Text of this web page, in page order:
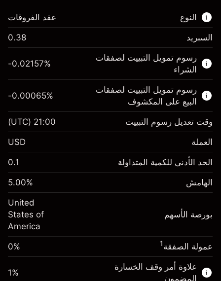
النوع
هذا السوق المالي متاح للتداول من خلال عقود
الفروقات.
اعرف المزيد عن:
عقود الفروقات
عقد الفروقات
السبريد 0.38
رسوم تمويل التبييت لصفقات
الشراء
$1,000.00
رسوم التبييت
الرسوم من قيمة الصفقة الكاملة
%
(-$4.31)
حجم الصفقة بالرافعة المالية ~$20,000.00
الأموال من الرافعة المالية ~ دولار
انتقل إلى المنصة
-0.02157%
رسوم تمويل التبييت لصفقات
البيع على المكشوف
الهامش. استثمارك $1,000.00
رسوم التبييت
الرسوم من قيمة الصفقة الكاملة
-0.000654
%
(-$0.13)
حجم الصفقة بالرافعة المالية ~
الأموال من الرافعة المالية ~ دولار
-0.00065%
وقت تعديل رسوم التبييت 21:00
(UTC)
العملة USD
الحد الأدنى للكمية المتداولة 0.1
الهامش 5.00%
بورصة الأسهم
United
States of
America
عمولة الصفقة1
0%
علاوة أمر وقف الخسارة
المضمون
1%